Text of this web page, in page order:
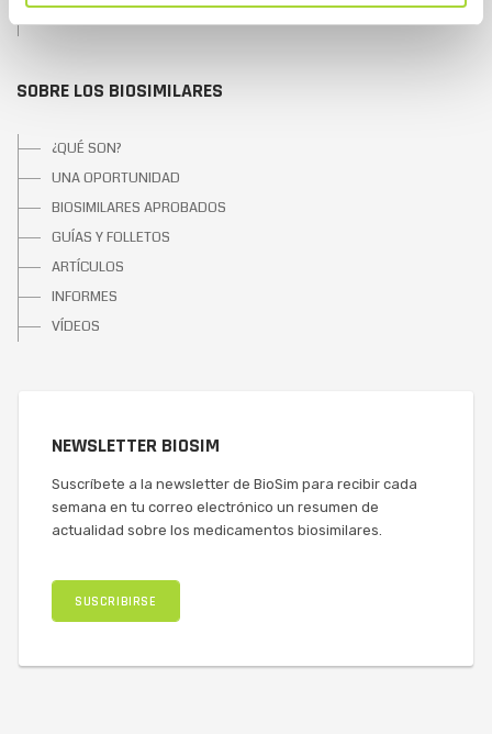
CONTACTAR
SOBRE LOS BIOSIMILARES
¿QUÉ SON?
UNA OPORTUNIDAD
BIOSIMILARES APROBADOS
GUÍAS Y FOLLETOS
ARTÍCULOS
INFORMES
VÍDEOS
NEWSLETTER BIOSIM
Suscríbete a la newsletter de BioSim para recibir cada
semana en tu correo electrónico un resumen de
actualidad sobre los medicamentos biosimilares.
SUSCRIBIRSE